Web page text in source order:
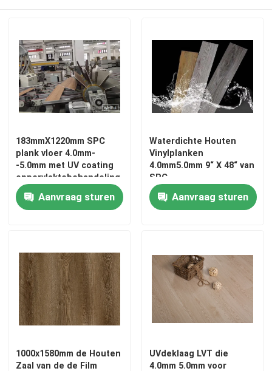
183mmX1220mm SPC
plank vloer 4.0mm-
-5.0mm met UV coating
oppervlaktebehandeling
Aanvraag sturen
Waterdichte Houten
Vinylplanken
4.0mm5.0mm 9“ X 48“ van
SPC
Aanvraag sturen
1000x1580mm de Houten
Zaal van de de Film
UVdeklaag LVT die
4.0mm 5.0mm voor